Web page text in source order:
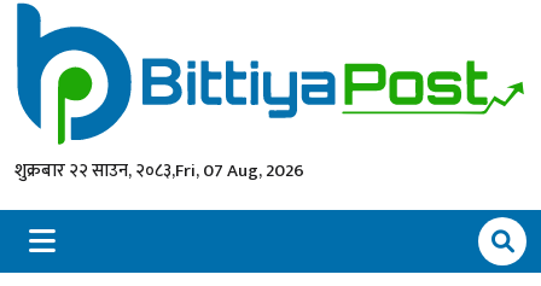
शुक्रबार २२ साउन, २०८३,Fri, 07 Aug, 2026